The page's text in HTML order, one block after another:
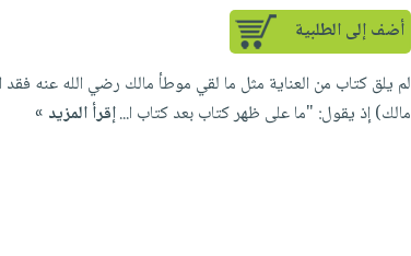
أضف إلى الطلبية
لم يلق كتاب من العناية مثل ما لقي موطأ مالك رضي الله عنه
مالك) إذ يقول: "ما على ظهر كتاب بعد كتاب ا...إقرأ المزيد »